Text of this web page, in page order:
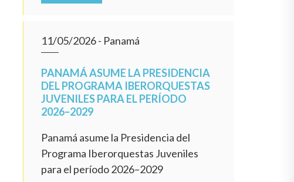
11/05/2026- Panamá
PANAMÁ ASUME LA PRESIDENCIA
DEL PROGRAMA IBERORQUESTAS
JUVENILES PARA EL PERÍODO
2026–2029
Panamá asume la Presidencia del
Programa Iberorquestas Juveniles
para el período 2026–2029